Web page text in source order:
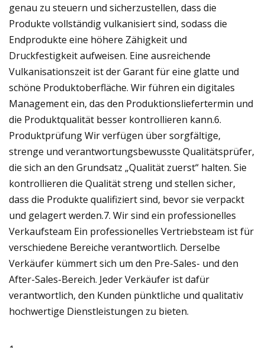
genau zu steuern und sicherzustellen, dass die
Produkte vollständig vulkanisiert sind, sodass die
Endprodukte eine höhere Zähigkeit und
Druckfestigkeit aufweisen. Eine ausreichende
Vulkanisationszeit ist der Garant für eine glatte und
schöne Produktoberfläche. Wir führen ein digitales
Management ein, das den Produktionsliefertermin und
die Produktqualität besser kontrollieren kann.6.
Produktprüfung Wir verfügen über sorgfältige,
strenge und verantwortungsbewusste Qualitätsprüfer,
die sich an den Grundsatz „Qualität zuerst“ halten. Sie
kontrollieren die Qualität streng und stellen sicher,
dass die Produkte qualifiziert sind, bevor sie verpackt
und gelagert werden.7. Wir sind ein professionelles
Verkaufsteam Ein professionelles Vertriebsteam ist für
verschiedene Bereiche verantwortlich. Derselbe
Verkäufer kümmert sich um den Pre-Sales- und den
After-Sales-Bereich. Jeder Verkäufer ist dafür
verantwortlich, den Kunden pünktliche und qualitativ
hochwertige Dienstleistungen zu bieten.